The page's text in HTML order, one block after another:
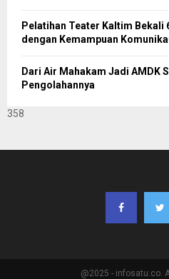
Pelatihan Teater Kaltim Bekali
dengan Kemampuan
Dari Air Mahakam Jadi AMDK
Pengolahannya
358
@2025 - infosatu.co.